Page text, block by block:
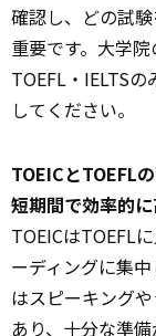
確認し、どの試
重要です。大学
TOEFL・IELTS
してください。
TOEICとTOEFL
短期間で効率的
TOEICはTOEFL
ーディングに集
はスピーキング
あり、十分な準備